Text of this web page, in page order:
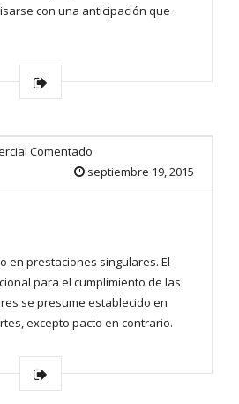
con una anticipación que
Comentado
septiembre 19, 2015
en prestaciones singulares. El
para el cumplimiento de las
se presume establecido en
excepto pacto en contrario.